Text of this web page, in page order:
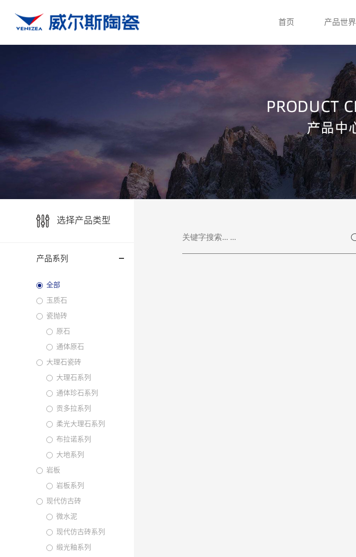
首页 产品世界
选择产品类型
产品系列
全部
玉质石
瓷抛砖
原石
通体原石
大理石瓷砖
大理石系列
通体珍石系列
贡多拉系列
柔光大理石系列
布拉诺系列
大地系列
岩板
岩板系列
现代仿古砖
微水泥
现代仿古砖系列
缎光釉系列